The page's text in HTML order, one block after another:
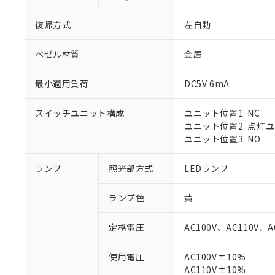
復帰方式 左自動
ベゼル材質 金属
最小適用負荷 DC5V 6mA
スイッチユニット構成
ユニット位置1: NC
ユニット位置2: 点灯
ユニット位置3: NO
ランプ 照光部方式 LEDランプ
ランプ色 黄
定格電圧 AC100V、AC110V、
使用電圧
AC100V±10%
AC110V±10%
※1 対応状況